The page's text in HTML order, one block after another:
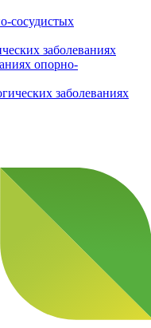
сосудистых
заболеваниях
опорно-
заболеваниях